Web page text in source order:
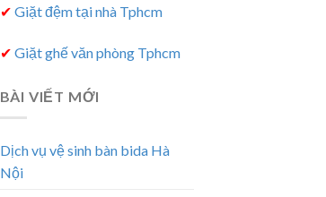
✔ Giặt đệm tại nhà Tphcm
✔ Giặt ghế văn phòng Tphcm
BÀI VIẾT MỚI
Dịch vụ vệ sinh bàn bida Hà
Nội